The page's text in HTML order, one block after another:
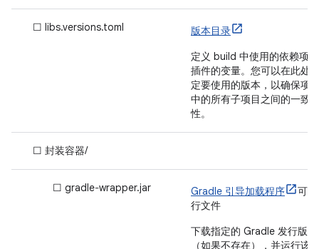
☐ libs.versions.toml
版本目录
定义 build 中使用的依赖项和
插件的变量。您可以在此处
定要使用的版本，以确保项
中的所有子项目之间的一致
性。
☐ 封装容器/
☐ gradle‐wrapper.jar Gradle 引导加载程序
可执
行文件
下载指定的 Gradle 发行版
（如果不存在），并运行该